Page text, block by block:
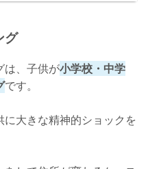
グ
は、子供が小学校・中学
です。
大きな精神的ショックを